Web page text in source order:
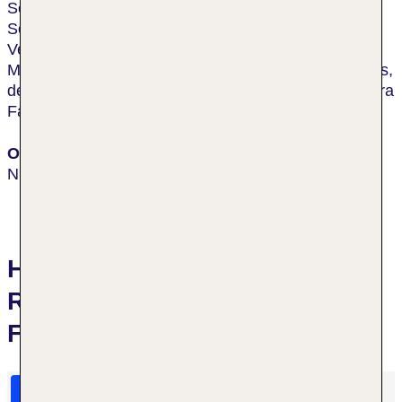
Sehenswürdigkeiten in der Nähe des Hotels, wie der
Schmetterlingspark Butterfly Conservatory, die
Vergnügungsstraße Clifton Hill, die Ausflugsdampfer
Maid of the Mist, der Tunnel Journey Behind the Falls,
der Golfplatz Legends of the Niagara und das Niagara
Fallsview Casino Resort.
Ort
Niagara Falls
Hotelbewertungen Hyatt
Regency Niagara Falls
Fallsview